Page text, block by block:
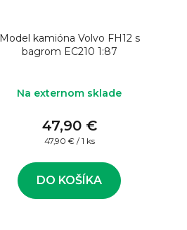
Model kamióna Volvo FH12 s
bagrom EC210 1:87
Na externom sklade
47,90 €
Jednotková
47,90 € / 1 ks
DO KOŠÍKA